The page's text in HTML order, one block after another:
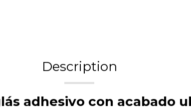
Description
adhesivo con acabado